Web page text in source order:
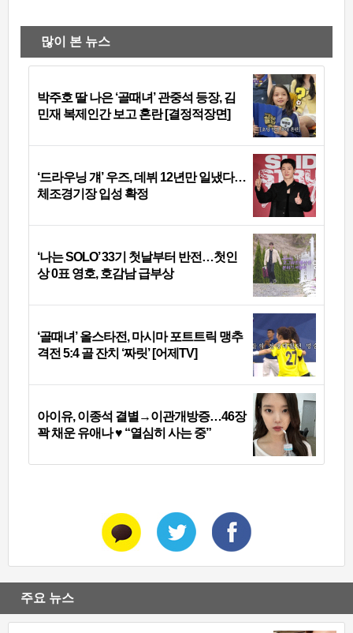
많이 본 뉴스
박주호 딸 나은 ‘골때녀’ 관중석 등장, 김
민재 복제인간 보고 혼란 [결정적장면]
‘드라우닝 걔’ 우즈, 데뷔 12년만 일냈다…
체조경기장 입성 확정
‘나는 SOLO’ 33기 첫날부터 반전…첫인
상 0표 영호, 호감남 급부상
‘골때녀’ 올스타전, 마시마 포트트릭 맹추
격전 5:4 골 잔치 ‘짜릿’ [어제TV]
아이유, 이종석 결별→이관개방증…46장
꽉 채운 유애나 ♥ “열심히 사는 중”
주요 뉴스